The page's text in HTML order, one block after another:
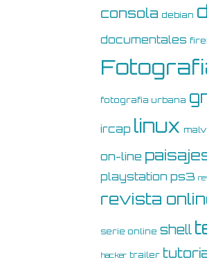
consola debian
documentales
fotografia urbana
ircap linux
on-line
playstation ps3
revista
serie online shell
hacker trailer